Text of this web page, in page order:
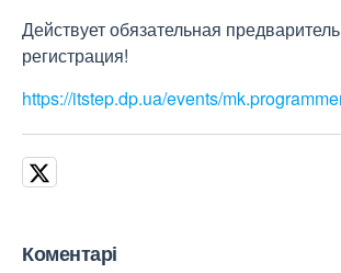
Действует обязательная
регистрация!
https://itstep.dp.ua/events/
Коментарі